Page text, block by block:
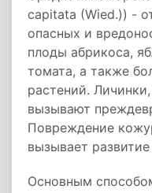
capitata (Wied.)) -
опасных и
плоды абрикоса,
томата, а также
растений.
вызывают
Повреждение
вызывает
Основным